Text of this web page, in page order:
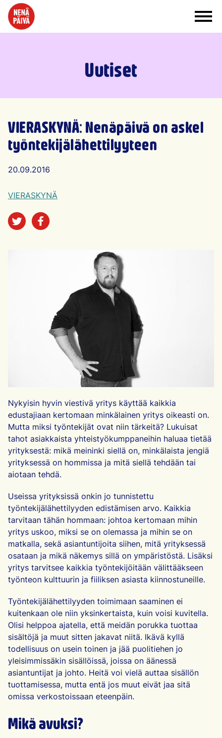
Siirry sisältöön
Uutiset
VIERASKYNÄ: Nenäpäivä on askel
työntekijälähettilyyteen
Artikkelin julkaisu päivämäärä
20.09.2016
VIERASKYNÄ
Jaa sosiaalisessa mediassa
Nykyisin hyvin viestivä yritys käyttää kaikkia
edustajiaan kertomaan minkälainen yritys oikeasti on.
Mutta miksi työntekijät ovat niin tärkeitä? Lukuisat
tahot asiakkaista yhteistyökumppaneihin haluaa tietää
yrityksestä: mikä meininki siellä on, minkälaista jengiä
yrityksessä on hommissa ja mitä siellä tehdään tai
aiotaan tehdä.
Useissa yrityksissä onkin jo tunnistettu
työntekijälähettilyyden edistämisen arvo. Kaikkia
tarvitaan tähän hommaan: johtoa kertomaan mihin
yritys uskoo, miksi se on olemassa ja mihin se on
matkalla, sekä asiantuntijoita siihen, mitä yrityksessä
osataan ja mikä näkemys sillä on ympäristöstä. Lisäksi
yritys tarvitsee kaikkia työntekijöitään välittääkseen
työnteon kulttuurin ja fiiliksen asiasta kiinnostuneille.
Työntekijälähettilyyden toimimaan saaminen ei
kuitenkaan ole niin yksinkertaista, kuin voisi kuvitella.
Olisi helppoa ajatella, että meidän porukka tuottaa
sisältöjä ja muut sitten jakavat niitä. Ikävä kyllä
todellisuus on usein toinen ja jää puolitiehen jo
yleisimmissäkin sisällöissä, joissa on äänessä
asiantuntijat ja johto. Heitä voi vielä auttaa sisällön
tuottamisessa, mutta entä jos muut eivät jaa sitä
omissa verkostoissaan eteenpäin.
Mikä avuksi?